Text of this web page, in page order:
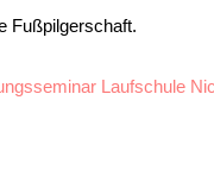
Fußpilgerschaft.